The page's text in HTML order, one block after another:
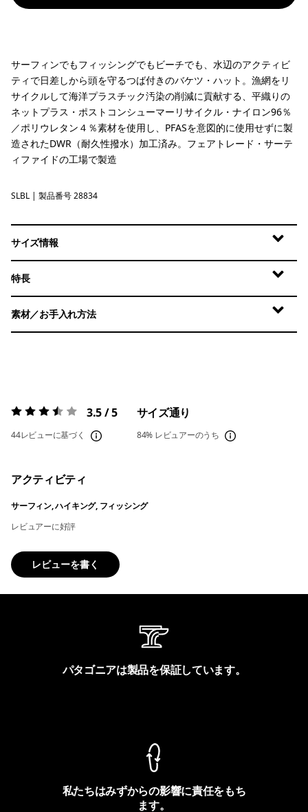
サーフィンでもフィッシングでもビーチでも、水辺のアクティビ
ティで日差しから頭を守るつば付きのバケツ・ハット。漁網をリ
サイクルして海洋プラスチック汚染の削減に貢献する、平織りの
ネットプラス・ポストコンシューマーリサイクル・ナイロン96％
／ポリウレタン４％素材を使用し、PFASを意図的に使用せずに製
造されたDWR（耐久性撥水）加工済み。フェアトレード・サーテ
ィファイドの工場で製造
Still Blue
SLBL | 製品番号 28834
サイズ情報
特長
素材／お手入れ方法
評価:3.5 / 5 3.5 / 5
44レビューに基づく
サイズ通り
84% レビュアーのうち
アクティビティ
サーフィン, ハイキング, フィッシング
レビュアーに好評
レビューを書く
パタゴニアは製品を保証しています。
私たちはみずからの影響に責任をもち
ます。